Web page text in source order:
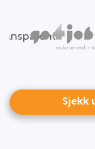
Sjekk